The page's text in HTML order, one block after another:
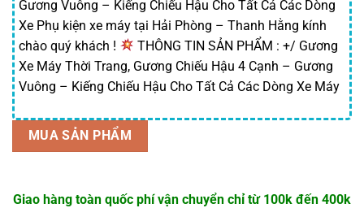
56,250 ₫.là:
33,750 ₫.
Gương Vuông – Kiếng Chiếu Hậu Cho Tất Cả Các Dòng
Xe Phụ kiện xe máy tại Hải Phòng – Thanh Hằng kính
chào quý khách !
THÔNG TIN SẢN PHẨM : +/ Gương
Xe Máy Thời Trang, Gương Chiếu Hậu 4 Cạnh – Gương
Vuông – Kiếng Chiếu Hậu Cho Tất Cả Các Dòng Xe Máy
MUA SẢN PHẨM
Giao hàng toàn quốc phí vận chuyển chỉ từ 100k đến 400k